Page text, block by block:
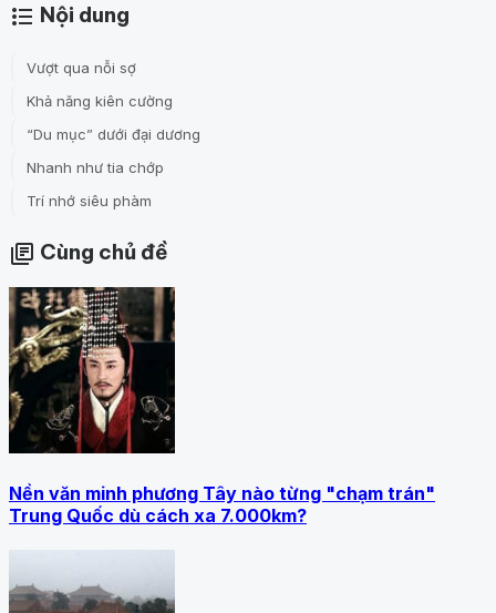
format_list_bulleted Nội dung
Vượt qua nỗi sợ
Khả năng kiên cường
“Du mục” dưới đại dương
Nhanh như tia chớp
Trí nhớ siêu phàm
library_books Cùng chủ đề
Nền văn minh phương Tây nào từng "chạm trán"
Trung Quốc dù cách xa 7.000km?